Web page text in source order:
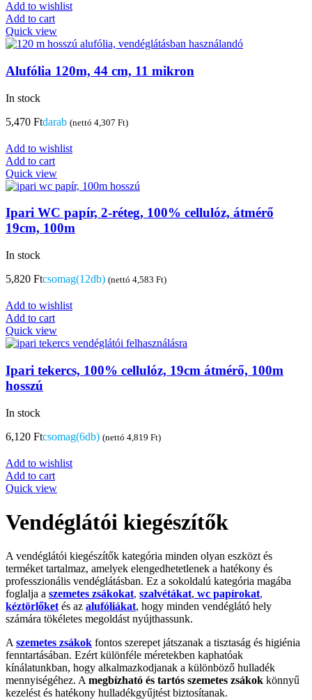
Add to wishlist
Add to cart
Quick view
Alufólia 120m, 44 cm, 11 mikron
In stock
5,470 Ftdarab (nettó 4,307 Ft)
Add to wishlist
Add to cart
Quick view
Ipari WC papír, 2-réteg, 100% cellulóz, átmérő
19cm, 100m
In stock
5,820 Ftcsomag(12db) (nettó 4,583 Ft)
Add to wishlist
Add to cart
Quick view
Ipari tekercs, 100% cellulóz, 19cm átmérő, 100m
hosszú
In stock
6,120 Ftcsomag(6db) (nettó 4,819 Ft)
Add to wishlist
Add to cart
Quick view
Vendéglátói kiegészítők
A vendéglátói kiegészítők kategória minden olyan eszközt és
terméket tartalmaz, amelyek elengedhetetlenek a hatékony és
professzionális vendéglátásban. Ez a sokoldalú kategória magába
foglalja a szemetes zsákokat, szalvétákat, wc papírokat,
kéztörlőketés az alufóliákat, hogy minden vendéglátó hely
számára tökéletes megoldást nyújthassunk.
Aszemetes zsákok fontos szerepet játszanak a tisztaság és higiénia
fenntartásában. Ezért különféle méretekben kaphatóak
kínálatunkban, hogy alkalmazkodjanak a különböző hulladék
mennyiségéhez. Amegbízható és tartós szemetes zsákok könnyű
kezelést és hatékony hulladékgyűjtést biztosítanak.